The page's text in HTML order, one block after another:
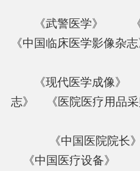
《武警医学》 《
《中国临床医学影像杂志
《现代医学成像》
志》 《医院医疗用品采
《中国医院院长》
《中国医疗设备》